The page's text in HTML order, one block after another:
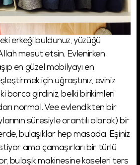
erkeği buldunuz, yüzüğü
mesut etsin. Evlenirken
en güzel mobilyayı en
için uğraştınız, eviniz
borca girdiniz, belki birikimleri
normal. Vee evlendikten bir
süresiyle orantılı olarak) bir
bulaşıklar hep masada. Eşiniz
ama çamaşırları bir türlü
bulaşık makinesine kaseleri ters